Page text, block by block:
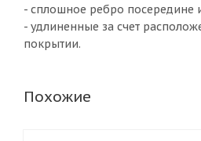
- сплошное ребро посередине
- удлиненные за счет
покрытии.
Похожие